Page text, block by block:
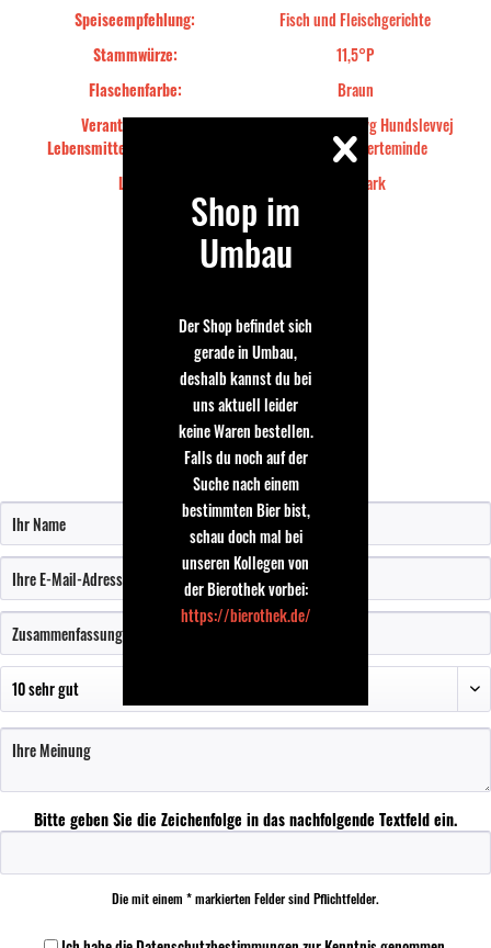
Speiseempfehlung:
Fisch und Fleischgerichte
Stammwürze:
11,5°P
Flaschenfarbe:
Braun
Verantwortliches
Lebensmittelunternehmen::
Munkebo Mikrobryg Hundslevvej
141, DK5300 Kerteminde
Land:
Dänemark
08.04.2018
Ordentlich gebrautes Bier
Sehr gutes Lager.
Bewertung schreiben
Bitte geben Sie die Zeichenfolge in das nachfolgende Textfeld ein.
Die mit einem * markierten Felder sind Pflichtfelder.
Shop im
Umbau
Der Shop befindet sich
gerade in Umbau,
deshalb kannst du bei
uns aktuell leider
keine Waren bestellen.
Falls du noch auf der
Suche nach einem
bestimmten Bier bist,
schau doch mal bei
unseren Kollegen von
der Bierothek vorbei:
https://bierothek.de/